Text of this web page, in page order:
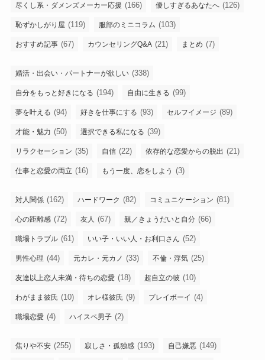
尽くし系・ダメンズメーカー応援 (166) 優しすぎるあなたへ (126)
恥ずかしがり屋 (119) 服部のミニコラム (103)
おすすめ記事 (67) カウンセリングQ&A (21) まとめ (7)
婚活・出会い・パートナーが欲しい (338)
自分をもっと好きになる (194) 自由に生きる (99)
夢を叶える (94) 好きを仕事にする (93) セルフイメージ (89)
才能・魅力 (50) 選択できる私になる (39)
リラクセーション (35) 自信 (22) 依存的な恋愛からの脱出 (21)
仕事と恋愛の両立 (16) もう一度、恋をしよう (3)
対人関係 (162) ハードワーク (82) コミュニケーション (81)
心の距離感 (72) 友人 (67) 親／きょうだいと自分 (66)
職場トラブル (61) いい子・いい人・お利口さん (52)
男性心理 (44) 元カレ・元カノ (33) 不倫・浮気 (25)
友達以上恋人未満・待ちの恋愛 (18) 超自立の彼 (10)
わがまま彼氏 (10) オレ様彼氏 (9) プレイボーイ (4)
職場恋愛 (4) ハイスペ男子 (2)
焦りや不安 (255) 寂しさ・孤独感 (193) 自己嫌悪 (149)